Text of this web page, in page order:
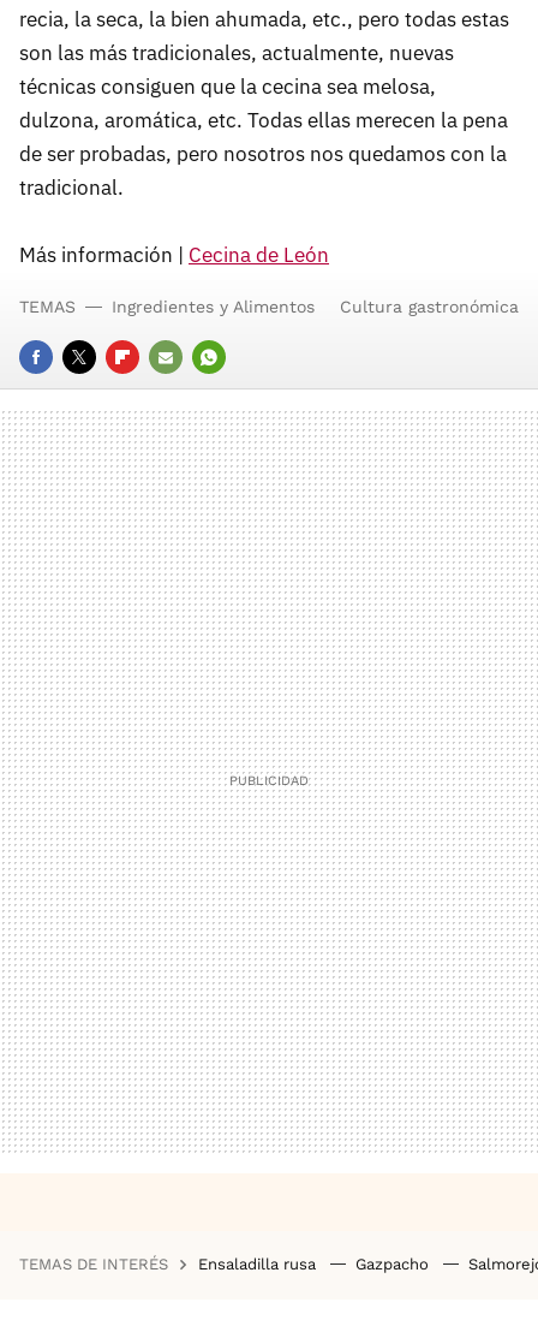
recia, la seca, la bien ahumada, etc., pero todas estas
son las más tradicionales, actualmente, nuevas
técnicas consiguen que la cecina sea melosa,
dulzona, aromática, etc. Todas ellas merecen la pena
de ser probadas, pero nosotros nos quedamos con la
tradicional.
Más información | Cecina de León
FACEBOOK
TWITTERFLIPBOARD
E-
MAIL
WHATSAPP
TEMAS Ingredientes y Alimentos Cultura gastronómica
TEMAS DE INTERÉS Ensaladilla rusa Gazpacho